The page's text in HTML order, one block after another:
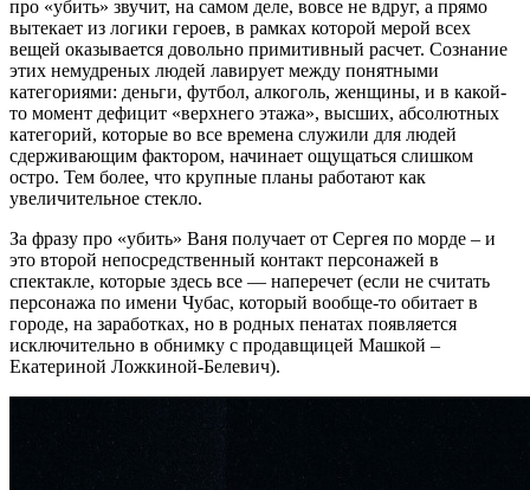
про «убить» звучит, на самом деле, вовсе не вдруг, а прямо
вытекает из логики героев, в рамках которой мерой всех
вещей оказывается довольно примитивный расчет. Сознание
этих немудреных людей лавирует между понятными
категориями: деньги, футбол, алкоголь, женщины, и в какой-
то момент дефицит «верхнего этажа», высших, абсолютных
категорий, которые во все времена служили для людей
сдерживающим фактором, начинает ощущаться слишком
остро. Тем более, что крупные планы работают как
увеличительное стекло.
За фразу про «убить» Ваня получает от Сергея по морде – и
это второй непосредственный контакт персонажей в
спектакле, которые здесь все — наперечет (если не считать
персонажа по имени Чубас, который вообще-то обитает в
городе, на заработках, но в родных пенатах появляется
исключительно в обнимку с продавщицей Машкой –
Екатериной Ложкиной-Белевич).